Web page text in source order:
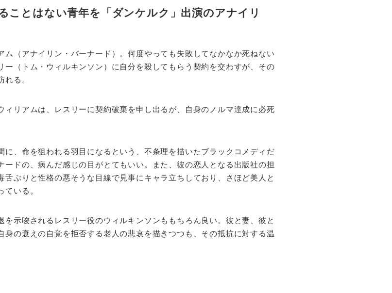
ことはない青年を「ダンケルク」出演のアナイリ
ム（アナイリン・バーナード）。何度やっても失敗してなかなか死ねない
ー（トム・ウィルキンソン）に自分を殺してもらう契約を交わすが、その
る。
ィリアムは、レスリーに契約破棄を申し出るが、自身のノルマ達成に必死
、命を狙われる羽目になるという、不条理を描いたブラックコメディだ
ドの、病んだ感じの目がとてもいい。また、彼の恋人となる出版社の担
ぶりと性格の悪そうな目線で見事にキャラ立ちしており、さほど美人と
いる。
示唆されるレスリー役のウィルキンソンももちろん良い。彼と妻、彼と
の衰えの自覚を拒否する老人の悲哀を描きつつも、その抵抗に対する温